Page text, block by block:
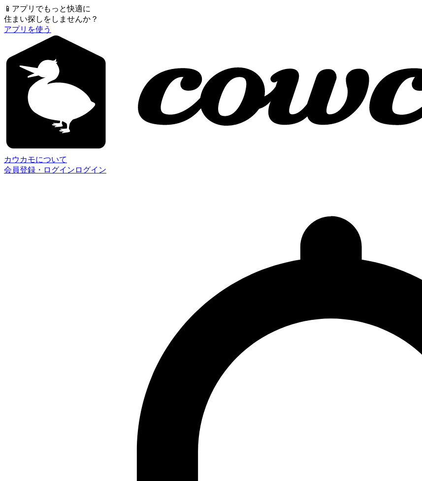
📱 アプリでもっと快適に
住まい探しをしませんか？
アプリを使う
カウカモについて
会員登録・ログイン ログイン